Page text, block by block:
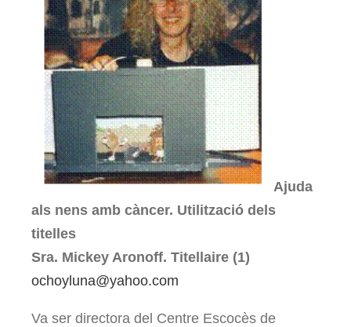
Ajuda
als nens amb càncer. Utilització dels
titelles
Sra. Mickey Aronoff. Titellaire (1)
ochoyluna@yahoo.com
Va ser directora del Centre Escocès de